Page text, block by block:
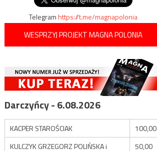
Telegramhttps://t.me/magnapolonia
WESPRZYJ PROJEKT MAGNA POLONIA
Darczyńcy - 6.08.2026
KACPER STAROŚCIAK
100,00
KULCZYK GRZEGORZ POLIŃSKA i
50,00